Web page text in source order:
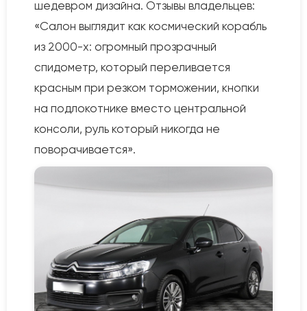
шедевром дизайна. Отзывы владельцев:
«Салон выглядит как космический корабль
из 2000-х: огромный прозрачный
спидометр, который переливается
красным при резком торможении, кнопки
на подлокотнике вместо центральной
консоли, руль который никогда не
поворачивается».